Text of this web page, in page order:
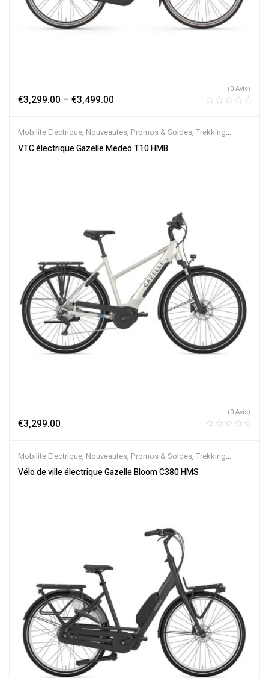
€3,299.00 – €3,499.00
(0 Avis)
Mobilite Electrique, Nouveautes, Promos & Soldes, Trekking
électrique,Vélo électrique ville,Velos Electriques
VTC électrique Gazelle Medeo T10 HMB
€3,299.00
(0 Avis)
Mobilite Electrique, Nouveautes, Promos & Soldes, Trekking
électrique,Vélo électrique ville,Velos Electriques,VTC Electrique
Vélo de ville électrique Gazelle Bloom C380 HMS